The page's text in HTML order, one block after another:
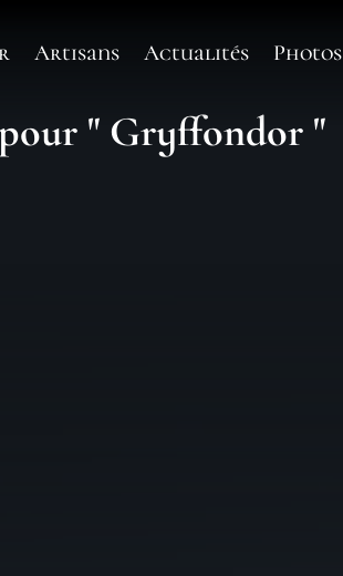
Artisans Actualités Photos
" Gryffondor "